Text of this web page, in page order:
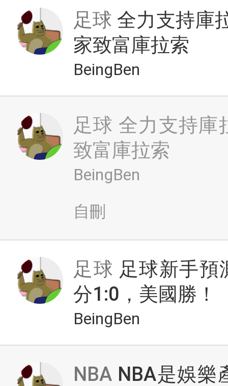
足球 全力支持庫
家致富庫拉索
BeingBen
足球 全力支持
致富庫拉索
BeingBen
自刪
足球 足球新手
分1:0，美國勝！
BeingBen
NBA NBA是娛樂